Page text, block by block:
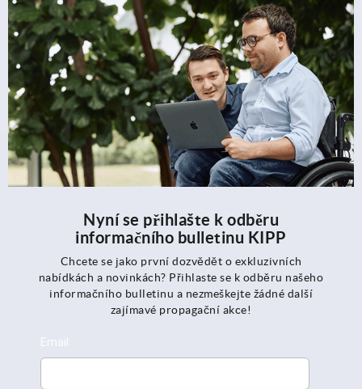
Nyní se přihlašte k odběru
informačního bulletinu KIPP
Chcete se jako první dozvědět o exkluzivních
nabídkách a novinkách? Přihlaste se k odběru našeho
informačního bulletinu a nezmeškejte žádné další
zajímavé propagační akce!